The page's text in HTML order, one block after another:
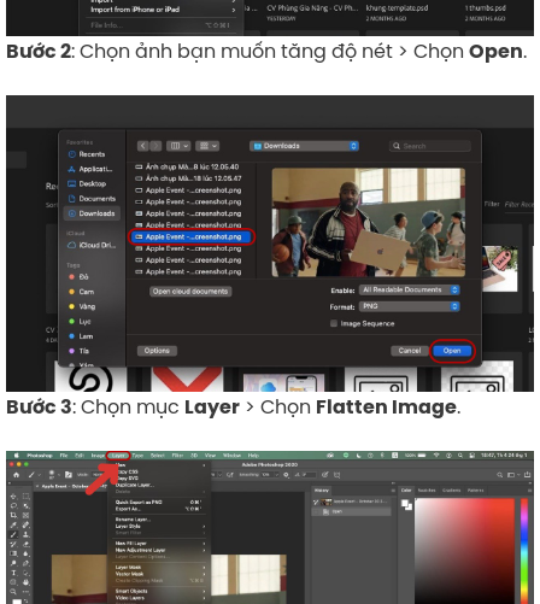
Bước 2: Chọn ảnh bạn muốn tăng độ nét > Chọn Open.
Bước 3: Chọn mục Layer > Chọn Flatten Image.